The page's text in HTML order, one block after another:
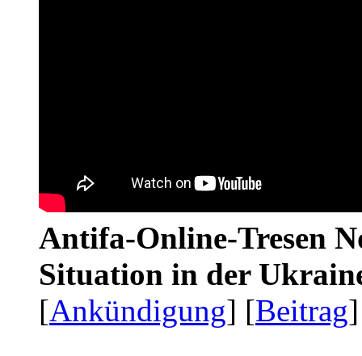
Antifa-Online-Tresen
Situation in der
[Ankündigung] [Beitrag